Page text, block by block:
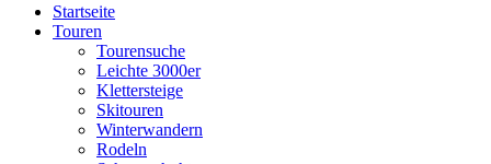
Startseite
Touren
Tourensuche
Leichte 3000er
Klettersteige
Skitouren
Winterwandern
Rodeln